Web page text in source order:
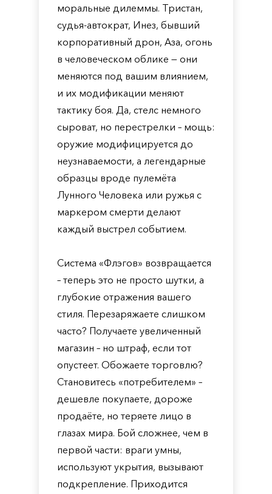
моральные дилеммы. Тристан,
судья-автократ, Инез, бывший
корпоративный дрон, Аза, огонь
в человеческом облике — они
меняются под вашим влиянием,
и их модификации меняют
тактику боя. Да, стелс немного
сыроват, но перестрелки – мощь:
оружие модифицируется до
неузнаваемости, а легендарные
образцы вроде пулемёта
Лунного Человека или ружья с
маркером смерти делают
каждый выстрел событием.
Система «Флэгов» возвращается
– теперь это не просто шутки, а
глубокие отражения вашего
стиля. Перезаряжаете слишком
часто? Получаете увеличенный
магазин – но штраф, если тот
опустеет. Обожаете торговлю?
Становитесь «потребителем» –
дешевле покупаете, дороже
продаёте, но теряете лицо в
глазах мира. Бой сложнее, чем в
первой части: враги умны,
используют укрытия, вызывают
подкрепление. Приходится